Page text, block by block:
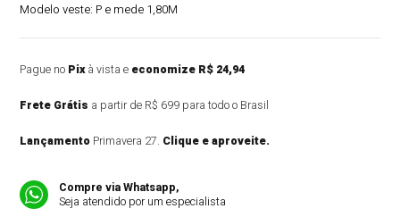
Modelo veste: P e mede 1,80M
Pague no Pixà vista e economize R$ 24,94
Frete Grátis a partir de R$ 699 para todo o Brasil
Lançamento Primavera 27. Clique e aproveite.
Compre via Whatsapp,
Seja atendido por um especialista